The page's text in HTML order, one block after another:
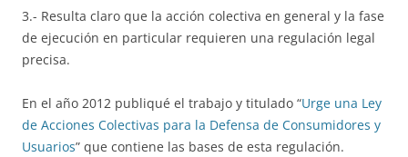
3.- Resulta claro que la acción colectiva en general y la fase
de ejecución en particular requieren una regulación legal
precisa.
En el año 2012 publiqué el trabajo y titulado “Urge una Ley
de Acciones Colectivas para la Defensa de Consumidores y
Usuarios” que contiene las bases de esta regulación.